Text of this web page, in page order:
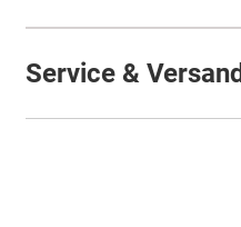
Service & Versand